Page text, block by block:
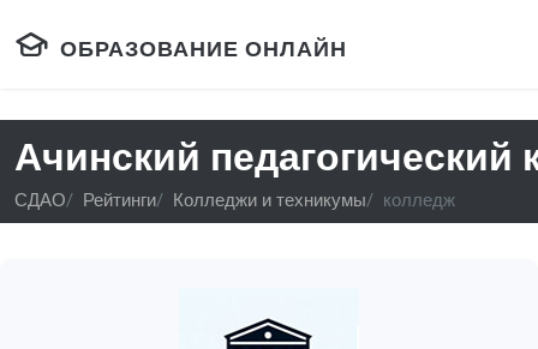
ОБРАЗОВАНИЕ ОНЛАЙН
Ачинский педагогический
СДАО Рейтинги Колледжи и техникумы колледж